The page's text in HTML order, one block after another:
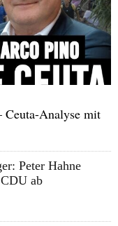
Ceuta-Analyse mit
Peter Hahne
ab